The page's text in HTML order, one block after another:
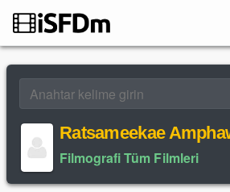
Ratsameekae
Filmografi Tüm Filmleri